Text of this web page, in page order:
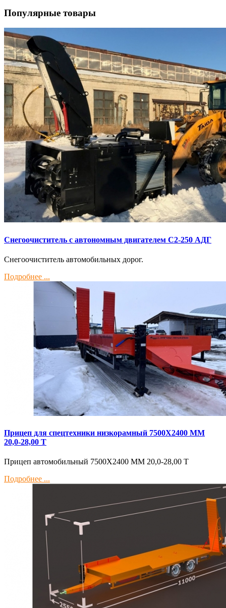
Популярные товары
Снегоочиститель с автономным двигателем С2-250 АДГ
Снегоочиститель автомобильных дорог.
Подробнее ...
Прицеп для спецтехники низкорамный 7500Х2400 ММ
20,0-28,00 Т
Прицеп автомобильный 7500Х2400 ММ 20,0-28,00 Т
Подробнее ...